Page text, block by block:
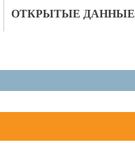
ОТКРЫТЫЕ ДАННЫЕ